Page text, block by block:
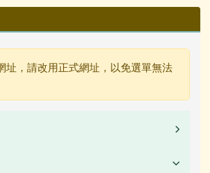
址，請改用正式網址，以免選單無法